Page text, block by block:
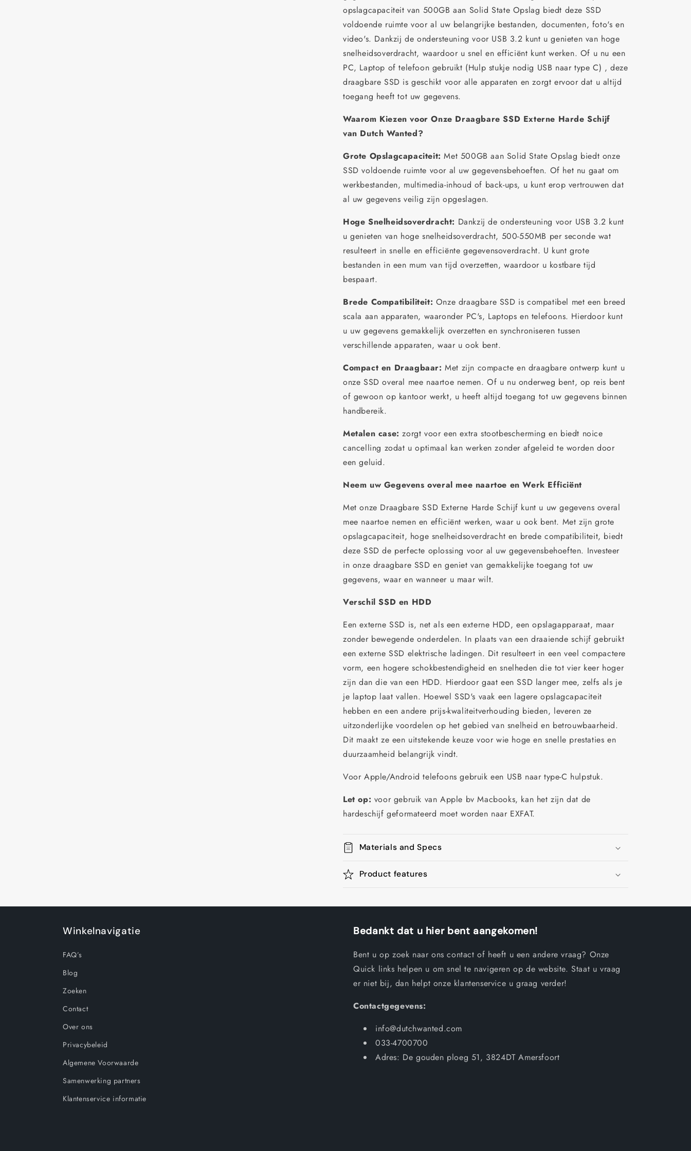
opslagcapaciteit van 500GB aan Solid State Opslag biedt deze SSD
voldoende ruimte voor al uw belangrijke bestanden, documenten, foto's en
video's. Dankzij de ondersteuning voor USB 3.2 kunt u genieten van hoge
snelheidsoverdracht, waardoor u snel en efficiënt kunt werken. Of u nu een
PC, Laptop of telefoon gebruikt (Hulp stukje nodig USB naar type C) , deze
draagbare SSD is geschikt voor alle apparaten en zorgt ervoor dat u altijd
toegang heeft tot uw gegevens.
Waarom Kiezen voor Onze Draagbare SSD Externe Harde Schijf
van Dutch Wanted?
Grote Opslagcapaciteit: Met 500GB aan Solid State Opslag biedt onze
SSD voldoende ruimte voor al uw gegevensbehoeften. Of het nu gaat om
werkbestanden, multimedia-inhoud of back-ups, u kunt erop vertrouwen dat
al uw gegevens veilig zijn opgeslagen.
Hoge Snelheidsoverdracht: Dankzij de ondersteuning voor USB 3.2 kunt
u genieten van hoge snelheidsoverdracht, 500-550MB per seconde wat
resulteert in snelle en efficiënte gegevensoverdracht. U kunt grote
bestanden in een mum van tijd overzetten, waardoor u kostbare tijd
bespaart.
Brede Compatibiliteit: Onze draagbare SSD is compatibel met een breed
scala aan apparaten, waaronder PC's, Laptops en telefoons. Hierdoor kunt
u uw gegevens gemakkelijk overzetten en synchroniseren tussen
verschillende apparaten, waar u ook bent.
Compact en Draagbaar: Met zijn compacte en draagbare ontwerp kunt u
onze SSD overal mee naartoe nemen. Of u nu onderweg bent, op reis bent
of gewoon op kantoor werkt, u heeft altijd toegang tot uw gegevens binnen
handbereik.
Metalen case: zorgt voor een extra stootbescherming en biedt noice
cancelling zodat u optimaal kan werken zonder afgeleid te worden door
een geluid.
Neem uw Gegevens overal mee naartoe en Werk Efficiënt
Met onze Draagbare SSD Externe Harde Schijf kunt u uw gegevens overal
mee naartoe nemen en efficiënt werken, waar u ook bent. Met zijn grote
opslagcapaciteit, hoge snelheidsoverdracht en brede compatibiliteit, biedt
deze SSD de perfecte oplossing voor al uw gegevensbehoeften. Investeer
in onze draagbare SSD en geniet van gemakkelijke toegang tot uw
gegevens, waar en wanneer u maar wilt.
Verschil SSD en HDD
Een externe SSD is, net als een externe HDD, een opslagapparaat, maar
zonder bewegende onderdelen. In plaats van een draaiende schijf gebruikt
een externe SSD elektrische ladingen. Dit resulteert in een veel compactere
vorm, een hogere schokbestendigheid en snelheden die tot vier keer hoger
zijn dan die van een HDD. Hierdoor gaat een SSD langer mee, zelfs als je
je laptop laat vallen. Hoewel SSD's vaak een lagere opslagcapaciteit
hebben en een andere prijs-kwaliteitverhouding bieden, leveren ze
uitzonderlijke voordelen op het gebied van snelheid en betrouwbaarheid.
Dit maakt ze een uitstekende keuze voor wie hoge en snelle prestaties en
duurzaamheid belangrijk vindt.
Voor Apple/Android telefoons gebruik een USB naar type-C hulpstuk.
Let op: voor gebruik van Apple bv Macbooks, kan het zijn dat de
hardeschijf geformateerd moet worden naar EXFAT.
Materials and Specs
Product features
Winkelnavigatie
FAQ’s
Blog
Zoeken
Contact
Over ons
Privacybeleid
Algemene Voorwaarde
Samenwerking partners
Klantenservice informatie
Bedankt dat u hier bent aangekomen!
Bent u op zoek naar ons contact of heeft u een andere vraag? Onze
Quick links helpen u om snel te navigeren op de website. Staat u vraag
er niet bij, dan helpt onze klantenservice u graag verder!
Contactgegevens:
info@dutchwanted.com
033-4700700
Adres: De gouden ploeg 51, 3824DT Amersfoort